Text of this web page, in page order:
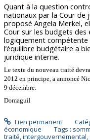
Quant à la question
nationaux par la Cour de
proposé Angela Merkel,
Cour sur les budgets des
logiquement compétente
l’équilibre budgétaire a
juridique interne.
Le texte du nouveau traité
2012 en principe, a annoncé
9 décembre.
Domaguil
Lien permanent
économique
Tags :
traité,intergouvernemental,